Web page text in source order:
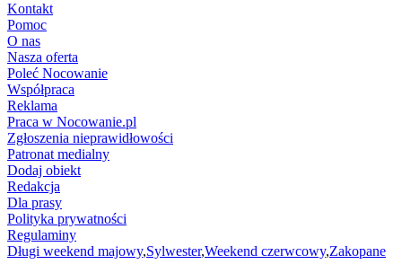
Kontakt
Pomoc
O nas
Nasza oferta
Poleć Nocowanie
Współpraca
Reklama
Praca w Nocowanie.pl
Zgłoszenia nieprawidłowości
Patronat medialny
Dodaj obiekt
Redakcja
Dla prasy
Polityka prywatności
Regulaminy
Długi weekend majowy,Sylwester,Weekend czerwcowy,Zakopane